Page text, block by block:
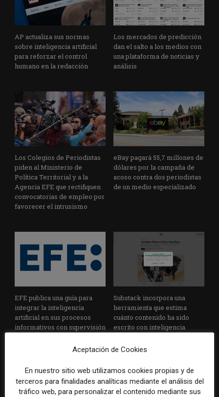
AP actualiza sus normas
sobre inteligencia artificial
para reforzar el control
humano en la redacción
Los mercados de predicción
dan el salto a los medios con
una plataforma de noticias y
análisis
Los Colegios de Periodistas
piden al Ministerio de
Política Territorial y a la
Agencia EFE que rectifiquen
convocatorias de empleo por
favorecer el intrusismo
eBay pagará 55,7 millones de
dólares por la campaña de
acoso contra dos periodistas
de un medio especializado
EFE publica una guía para
integrar la inteligencia
artificial en sus procesos
informativos con supervisión
Substack incorpora una
herramienta que estima
cuánto contenido ha sido
escrito con inteligencia
Aceptación de Cookies
En nuestro sitio web utilizamos cookies propias y de
terceros para finalidades analíticas mediante el análisis del
tráfico web, para personalizar el contenido mediante sus